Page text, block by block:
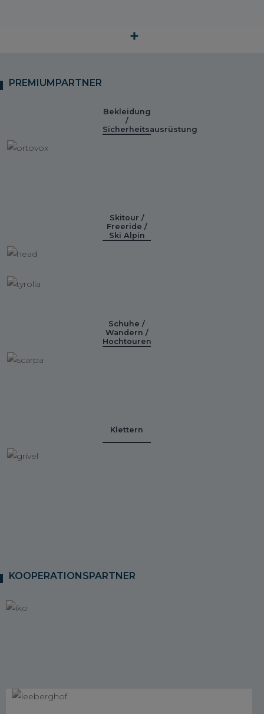
PREMIUMPARTNER
Bekleidung
/
Sicherheitsausrüstung
Skitour /
Freeride /
Ski Alpin
Schuhe /
Wandern /
Hochtouren
Klettern
KOOPERATIONSPARTNER